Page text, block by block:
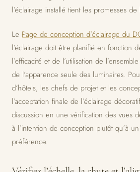
l’éclairage installé tient les promesses
Le Page de conception d’éclairage du
l’éclairage doit être planifié en fonction
l’efficacité et de l’utilisation de
de l’apparence seule des luminaires.
d’hôtels, les chefs de projet et les
l’acceptation finale de l’éclairage
discussion en une vérification des vues
à l’intention de conception plutôt qu’à
préférence.